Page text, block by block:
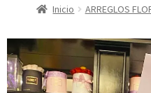
Inicio ARREGLOS